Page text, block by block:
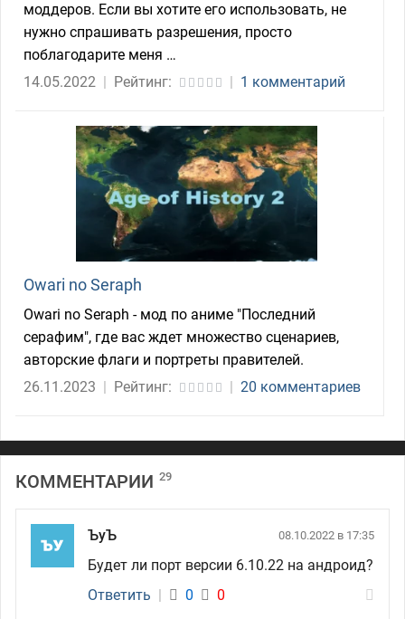
моддеров. Если вы хотите его использовать, не
нужно спрашивать разрешения, просто
поблагодарите меня …
14.05.2022 | Рейтинг: | 1 комментарий
Owari no Seraph
Owari no Seraph - мод по аниме "Последний
серафим", где вас ждет множество сценариев,
авторские флаги и портреты правителей.
26.11.2023 | Рейтинг: | 20 комментариев
КОММЕНТАРИИ 29
ЪуЪ 08.10.2022 в 17:35
Будет ли порт версии 6.10.22 на андроид?
Ответить | 0 0